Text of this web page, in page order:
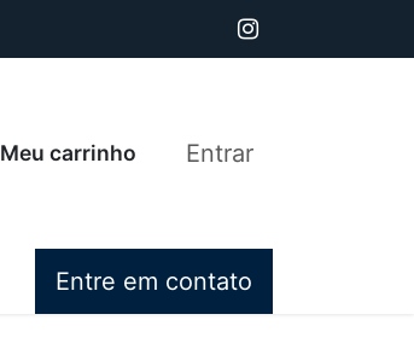
Meu carrinho Entrar
Entre em contato